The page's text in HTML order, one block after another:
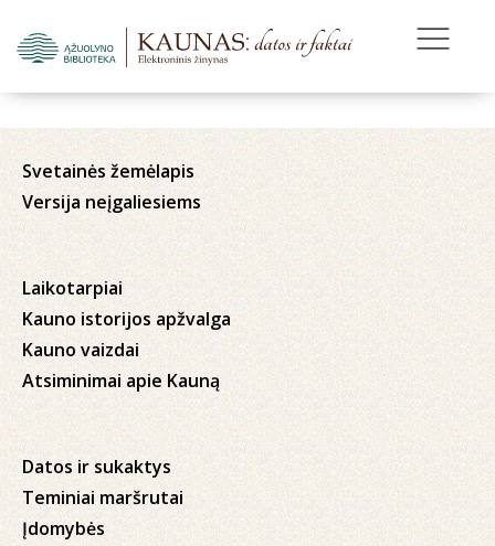
Svetainės žemėlapis
Versija neįgaliesiems
Laikotarpiai
Kauno istorijos apžvalga
Kauno vaizdai
Atsiminimai apie Kauną
Datos ir sukaktys
Teminiai maršrutai
Įdomybės